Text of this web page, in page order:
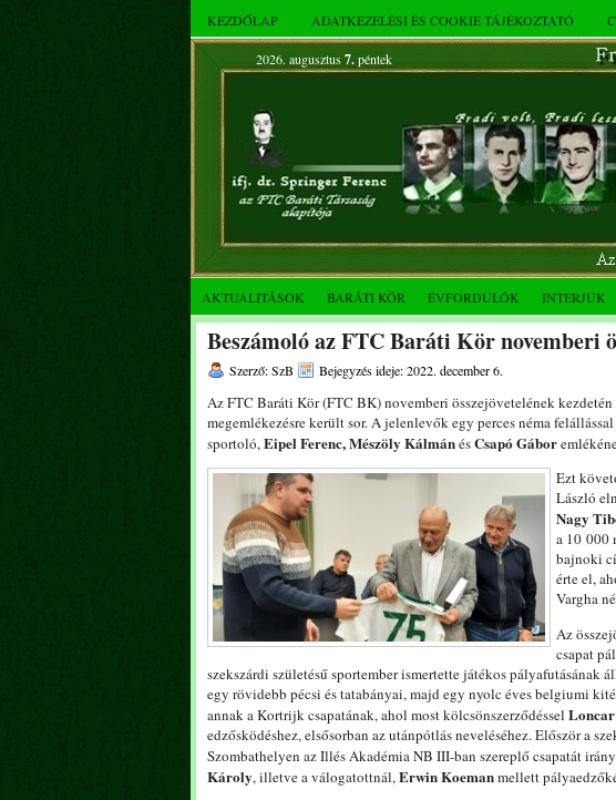
KEZDŐLAP ADATKEZELÉSI ÉS COOKIE TÁJÉKOZTATÓ
2026. augusztus 7.péntek
AKTUALITÁSOK BARÁTI KÖR ÉVFORDULÓK INTERJÚK
Beszámoló az FTC Baráti Kör novemberi
Szerző: SzB Bejegyzés ideje: 2022. december 6.
Az FTC Baráti Kör (FTC BK) novemberi összejövetelének kezdetén
megemlékezésre került sor. A jelenlevők egy perces néma
sportoló,Eipel Ferenc, Mészöly KálmánésCsapó Gábor
Ezt
László
Nagy
a 10 000
bajnoki
érte el,
Vargha
Az
csapat
szekszárdi születésű sportember ismertette játékos pályafutásának
egy rövidebb pécsi és tatabányai, majd egy nyolc éves belgiumi
annak a Kortrijk csapatának, ahol most kölcsönszerződéssel Loncar
edzősködéshez, elsősorban az utánpótlás neveléséhez. Először a
Szombathelyen az Illés Akadémia NB III-ban szereplő csapatát
Károly, illetve a válogatottnál,Erwin Koemanmellett